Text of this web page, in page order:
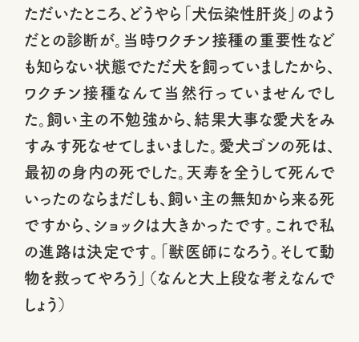
ただいたところ、どうやら「犬伝染性肝炎」のよう
だとの診断が。当時ワクチン接種の重要性など
も知らない状態でただ犬を飼っていましたから、
ワクチン接種なんて当然行っていませんでし
た。飼い主の不勉強から、結果大事な愛犬をみ
すみす死なせてしまいました。愛犬ゴンの死は、
最初の身内の死でした。天寿を全うして死んで
いったのならまだしも、飼い主の無知から来る死
ですから、ショックは大きかったです。これで私
の進路は決定です。「獣医師になろう。そして動
物を救ってやろう」（なんと大上段な考えなんで
しょう）